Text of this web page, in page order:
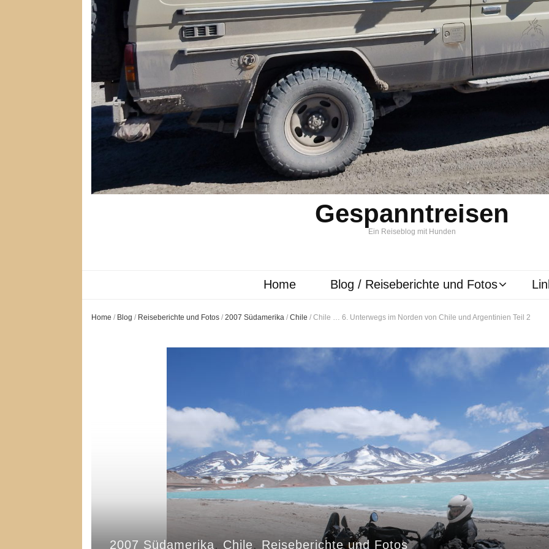
Gespanntreisen
Ein Reiseblog mit Hunden
Home Blog / Reiseberichte und Fotos
Home / Blog / Reiseberichte und Fotos / 2007 Südamerika / Chile / Chile … 6. Unterwegs im Norden von Chile und Argentinien Teil 2
2007 Südamerika, Chile, Reiseberichte und Fotos